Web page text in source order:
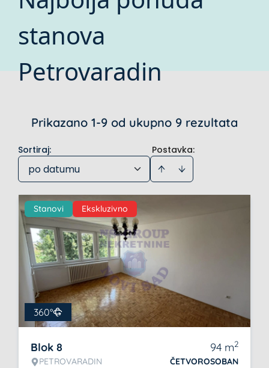
stanova
Petrovaradin
Prikazano 1-9 od ukupno 9 rezultata
Postavka:
Sortiraj:
po datumu
Stanovi Ekskluzivno
360°
Blok 8
PETROVARADIN
94 m2
ČETVOROSOBAN